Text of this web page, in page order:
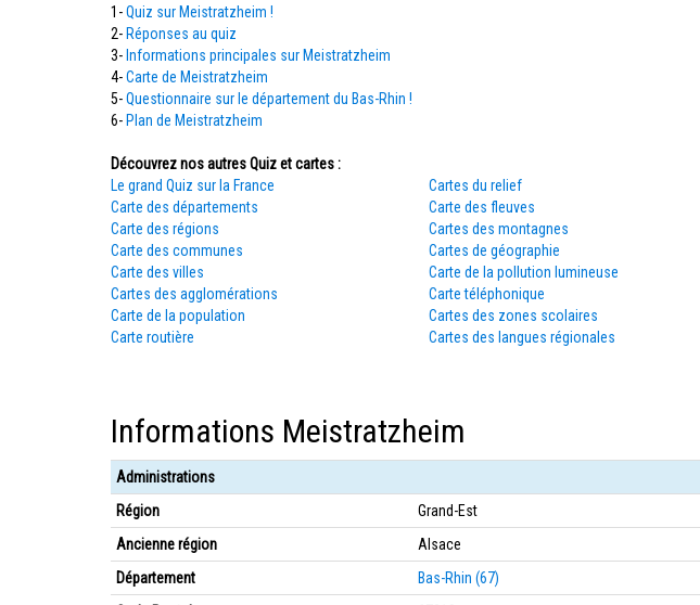
1-Quiz sur Meistratzheim !
2- Réponses au quiz
3- Informations principales sur Meistratzheim
4-Carte de Meistratzheim
5-Questionnaire sur le département du Bas-Rhin !
6- Plan de Meistratzheim
Découvrez nos autres Quiz et cartes :
Le grand Quiz sur la France
Carte des départements
Carte des régions
Carte des communes
Carte des villes
Cartes des agglomérations
Carte de la population
Carte routière
Cartes du relief
Carte des fleuves
Cartes des montagnes
Cartes de géographie
Carte de la pollution lumineuse
Carte téléphonique
Cartes des zones scolaires
Cartes des langues régionales
Informations Meistratzheim
Administrations
Région
Grand-Est
Ancienne région
Alsace
Département
Bas-Rhin (67)